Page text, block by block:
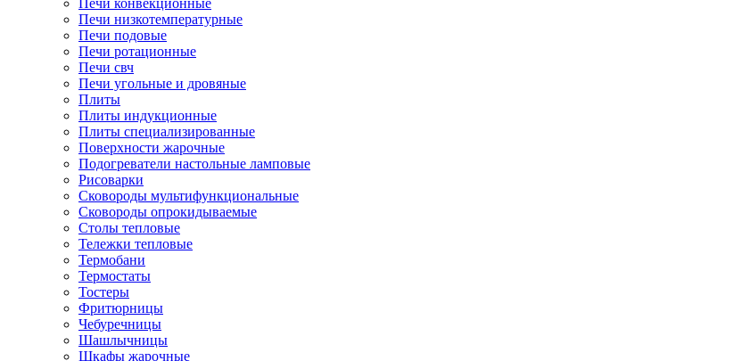
Печи конвекционные
Печи низкотемпературные
Печи подовые
Печи ротационные
Печи свч
Печи угольные и дровяные
Плиты
Плиты индукционные
Плиты специализированные
Поверхности жарочные
Подогреватели настольные ламповые
Рисоварки
Сковороды мультифункциональные
Сковороды опрокидываемые
Столы тепловые
Тележки тепловые
Термобани
Термостаты
Тостеры
Фритюрницы
Чебуречницы
Шашлычницы
Шкафы жарочные